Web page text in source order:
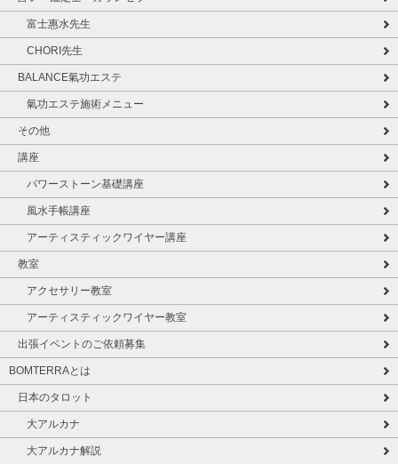
富士惠水先生
CHORI先生
BALANCE氣功エステ
氣功エステ施術メニュー
その他
講座
パワーストーン基礎講座
風水手帳講座
アーティスティックワイヤー講座
教室
アクセサリー教室
アーティスティックワイヤー教室
出張イベントのご依頼募集
BOMTERRAとは
日本のタロット
大アルカナ
大アルカナ解説